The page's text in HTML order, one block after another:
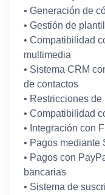
• Generación de
• Gestión de
• Compatibilidad
multimedia
• Sistema CRM
de contactos
• Restricciones
• Compatibilidad
• Integración con
• Pagos mediante
• Pagos con
bancarias
• Sistema de